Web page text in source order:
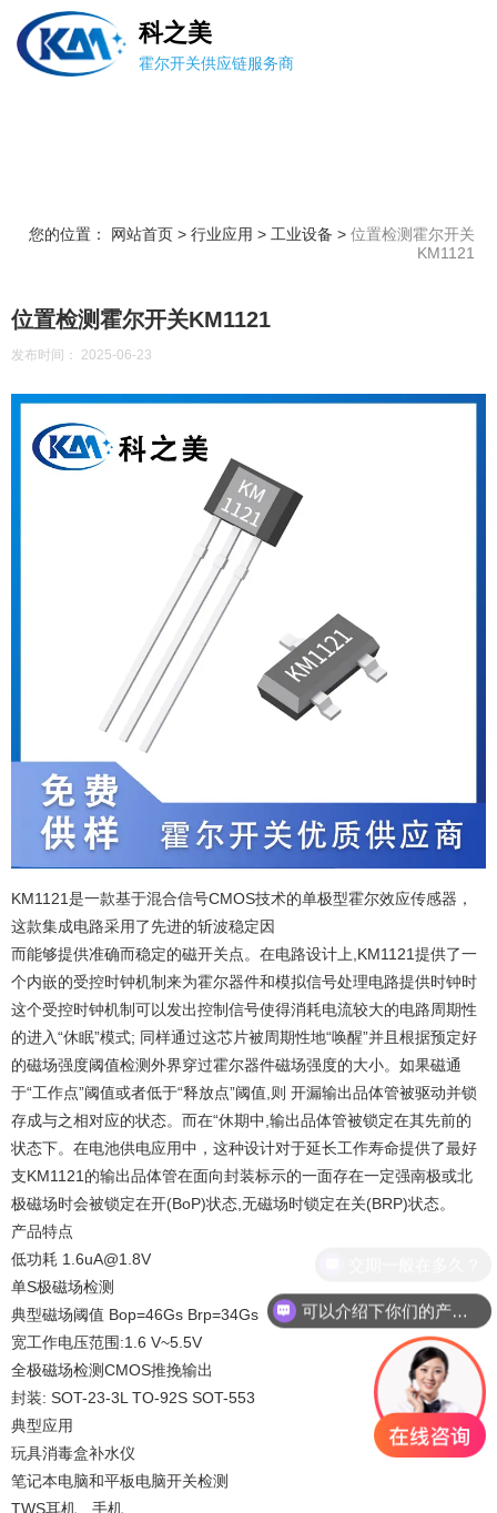
科之美
霍尔开关供应链服务商
您的位置： 网站首页 > 行业应用 > 工业设备 > 位置检测霍尔开关
KM1121
位置检测霍尔开关KM1121
发布时间： 2025-06-23
KM1121是一款基于混合信号CMOS技术的单极型霍尔效应传感器，
这款集成电路采用了先进的斩波稳定因
而能够提供准确而稳定的磁开关点。在电路设计上,KM1121提供了一
个内嵌的受控时钟机制来为霍尔器件和模拟信号处理电路提供时钟时
这个受控时钟机制可以发出控制信号使得消耗电流较大的电路周期性
的进入“休眠”模式; 同样通过这芯片被周期性地“唤醒”并且根据预定好
的磁场强度阈值检测外界穿过霍尔器件磁场强度的大小。如果磁通
于“工作点”阈值或者低于“释放点”阈值,则 开漏输出品体管被驱动并锁
存成与之相对应的状态。而在“休期中,输出品体管被锁定在其先前的
状态下。在电池供电应用中，这种设计对于延长工作寿命提供了最好
支KM1121的输出品体管在面向封装标示的一面存在一定强南极或北
极磁场时会被锁定在开(BoP)状态,无磁场时锁定在关(BRP)状态。
产品特点
低功耗 1.6uA@1.8V
单S极磁场检测
典型磁场阈值 Bop=46Gs Brp=34Gs
宽工作电压范围:1.6 V~5.5V
全极磁场检测CMOS推挽输出
封装: SOT-23-3L TO-92S SOT-553
典型应用
玩具消毒盒补水仪
笔记本电脑和平板电脑开关检测
TWS耳机、手机
可以介绍下你们的产品么？